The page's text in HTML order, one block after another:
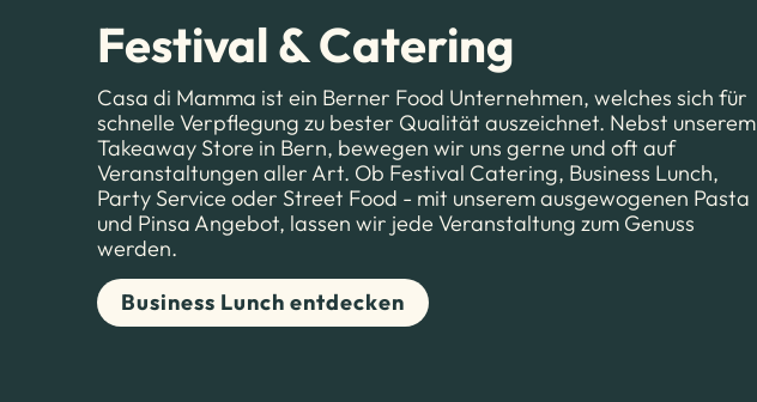
Festival & Catering
Casa di Mamma ist ein Berner Food Unternehmen, welches sich für
schnelle Verpflegung zu bester Qualität auszeichnet. Nebst unserem
Takeaway Store in Bern, bewegen wir uns gerne und oft auf
Veranstaltungen aller Art. Ob Festival Catering, Business Lunch,
Party Service oder Street Food - mit unserem ausgewogenen Pasta
und Pinsa Angebot, lassen wir jede Veranstaltung zum Genuss
werden.
Business Lunch entdecken